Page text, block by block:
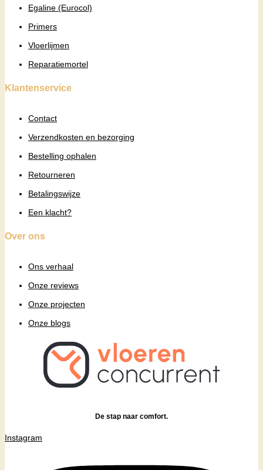
Egaline (Eurocol)
Primers
Vloerlijmen
Reparatiemortel
Klantenservice
Contact
Verzendkosten en bezorging
Bestelling ophalen
Retourneren
Betalingswijze
Een klacht?
Over ons
Ons verhaal
Onze reviews
Onze projecten
Onze blogs
De stap naar comfort.
Instagram